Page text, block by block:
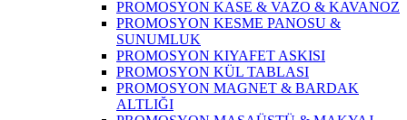
PROMOSYON KASE & VAZO & KAVANOZ
PROMOSYON KESME PANOSU &
SUNUMLUK
PROMOSYON KIYAFET ASKISI
PROMOSYON KÜL TABLASI
PROMOSYON MAGNET & BARDAK
ALTLIĞI